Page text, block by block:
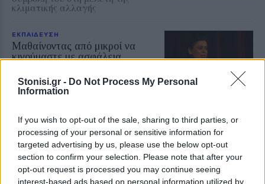
Stonisi.gr - Do Not Process My Personal
Information
If you wish to opt-out of the sale, sharing to third parties, or
processing of your personal or sensitive information for
targeted advertising by us, please use the below opt-out
section to confirm your selection. Please note that after your
opt-out request is processed you may continue seeing
interest-based ads based on personal information utilized by
κλιματικής αλλαγής
ΕΚΠΑΙΔΕΥΣΗ
Μαθαίνοντας από μικροί να
κινούμαστε με ασφάλεια
Γονέων Δυτικής Λέσβου με
ομιλήτρια την αστυνόμο Χρύσα
Βακάλη
ΑΓΟΡΑ
Αντίδραση των ιδιωτικών
υπαλλήλων για τη Λευκή Νύχτα
της Μυτιλήνης